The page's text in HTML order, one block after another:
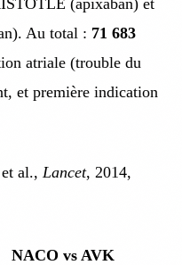
Au total : 71 683
atriale (trouble du
et première indication
al., Lancet, 2014,
NACO vs AVK